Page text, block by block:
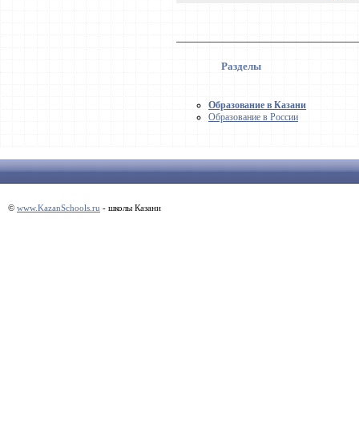
Разделы
Образование в Казани
Образование в России
© www.KazanSchools.ru - школы Казани